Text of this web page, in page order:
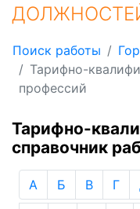
Поиск работы
Тарифно-
профессий
Тарифно-
справочник
А Б В Г